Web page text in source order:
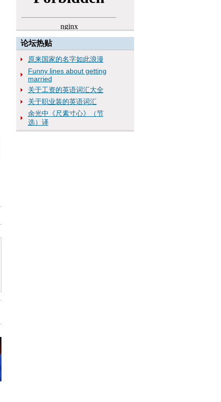
论坛热贴
原来国家的名字如此浪漫
Funny lines about getting
married
关于工资的英语词汇大全
关于职业装的英语词汇
余光中《尺素寸心》（节
选）译